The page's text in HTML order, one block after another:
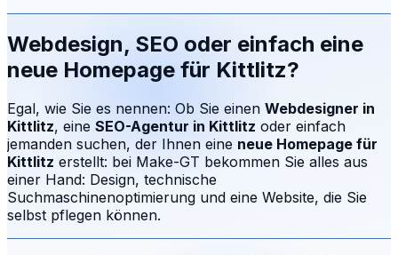
Webdesign, SEO oder einfach eine
neue Homepage für Kittlitz?
Egal, wie Sie es nennen: Ob Sie einen Webdesigner in
Kittlitz, eine SEO-Agentur in Kittlitz oder einfach
jemanden suchen, der Ihnen eine neue Homepage für
Kittlitz erstellt: bei Make-GT bekommen Sie alles aus
einer Hand: Design, technische
Suchmaschinenoptimierung und eine Website, die Sie
selbst pflegen können.